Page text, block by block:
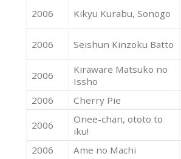
2006 Kikyu Kurabu, Sonogo
2006 Seishun Kinzoku Batto
2006
Kiraware Matsuko no
Issho
2006
Cherry Pie
2006
Onee-chan, ototo to
iku!
2006
Ame no Machi